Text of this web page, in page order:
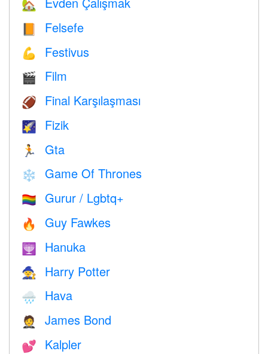
🏡
📙 Felsefe
💪 Festivus
🎬 Film
🏈 Final Karşılaşması
🌠 Fizik
🏃 Gta
❄️ Game Of Thrones
🏳️‍🌈 Gurur / Lgbtq+
🔥 Guy Fawkes
🕎 Hanuka
🧙 Harry Potter
🌧 Hava
🤵 James Bond
💕 Kalpler